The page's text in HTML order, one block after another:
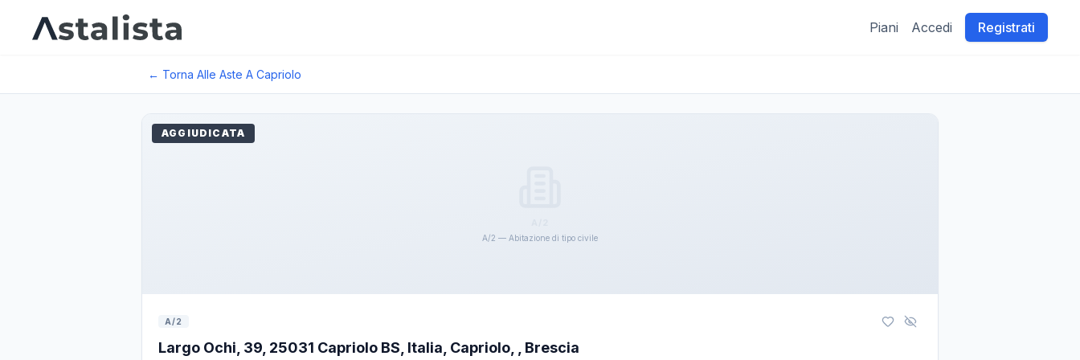
Piani Accedi Registrati
← Torna Alle Aste A Capriolo
A/2 — Abitazione di tipo civile
AGGIUDICATA
A/2
Largo Ochi, 39, 25031 Capriolo BS, Italia, Capriolo, , Brescia